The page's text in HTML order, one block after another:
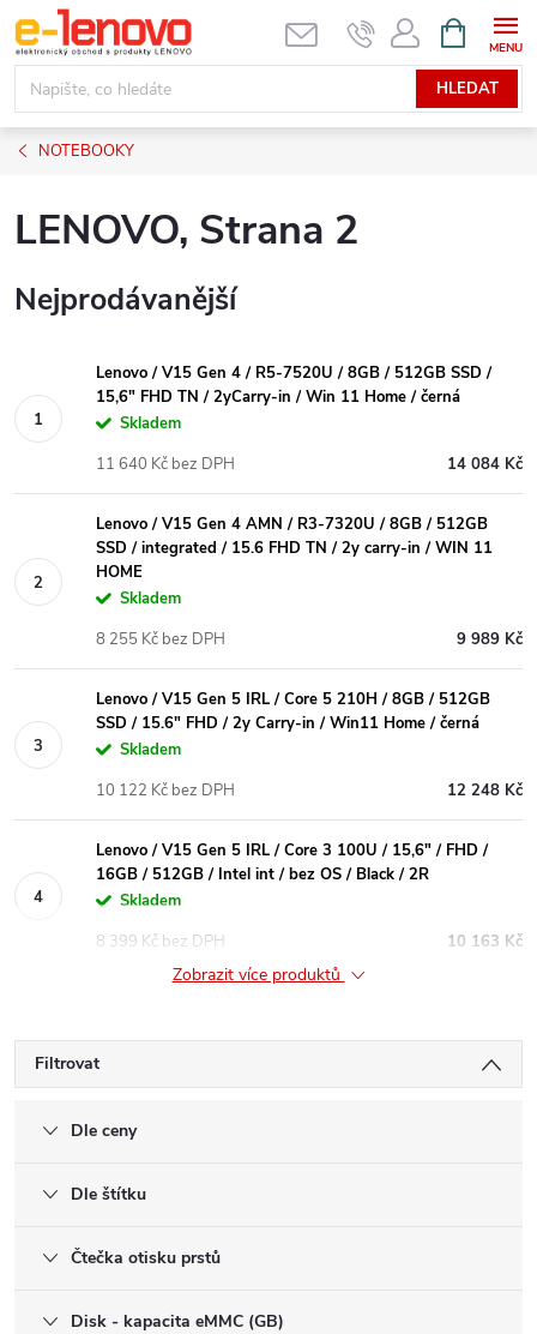
Přejít
na
obsah
HLEDAT
NÁKUPNÍ
KOŠÍK
NOTEBOOKY
LENOVO, Strana 2
Nejprodávanější
Lenovo / V15 Gen 4 / R5-7520U / 8GB / 512GB SSD /
15,6" FHD TN / 2yCarry-in / Win 11 Home / černá
Skladem
14 084 Kč
11 640 Kč bez DPH
Lenovo / V15 Gen 4 AMN / R3-7320U / 8GB / 512GB
SSD / integrated / 15.6 FHD TN / 2y carry-in / WIN 11
HOME
Skladem
9 989 Kč
8 255 Kč bez DPH
Lenovo / V15 Gen 5 IRL / Core 5 210H / 8GB / 512GB
SSD / 15.6" FHD / 2y Carry-in / Win11 Home / černá
Skladem
12 248 Kč
10 122 Kč bez DPH
Lenovo / V15 Gen 5 IRL / Core 3 100U / 15,6" / FHD /
16GB / 512GB / Intel int / bez OS / Black / 2R
Skladem
10 163 Kč
8 399 Kč bez DPH
Zobrazit více produktů
Filtrovat
Dle ceny
Dle štítku
Čtečka otisku prstů
Disk - kapacita eMMC (GB)